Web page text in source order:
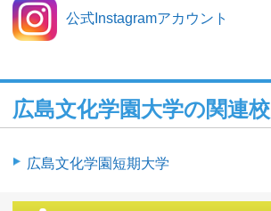
公式Instagramアカウント
広島文化学園大学の関連校
広島文化学園短期大学